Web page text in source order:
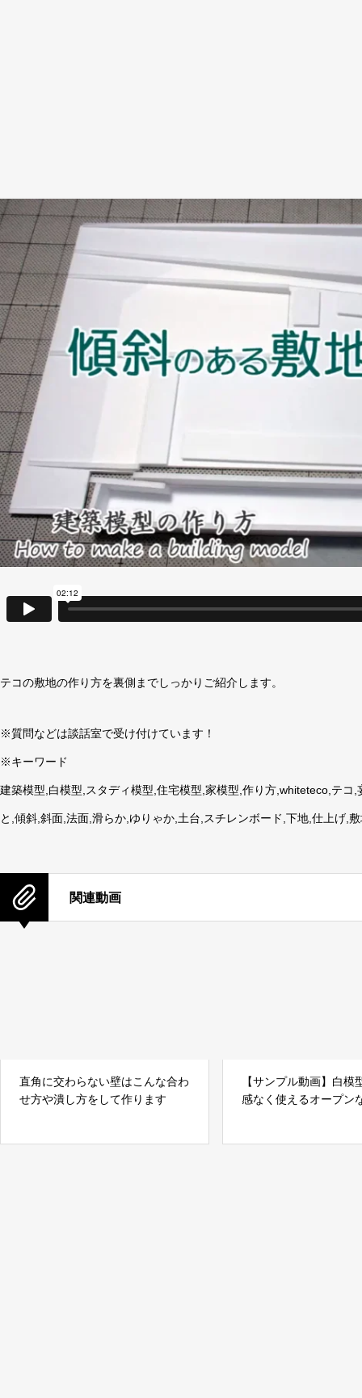
テコの敷地の作り方を裏側までしっかりご紹介します。
※質問などは談話室で受け付けています！
※キーワード
建築模型,白模型,スタディ模型,住宅模型,家模型,作り方,whiteteco,テ
と,傾斜,斜面,法面,滑らか,ゆりゃか,土台,スチレンボード,下地,仕上げ,
関連動画
直角に交わらない壁はこんな合わ
せ方や潰し方をして作ります
【サンプル動画】白模
感なく使えるオープン